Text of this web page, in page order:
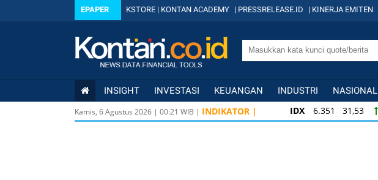
EPAPER KSTORE | KONTAN ACADEMY | PRESSRELEASE.ID | KINERJA EMITEN
INSIGHT INVESTASI KEUANGAN INDUSTRI NASIONAL
Kamis, 6 Agustus 2026 | 00:21 WIB | INDIKATOR | IDX 6.351 31,53
IDX 6.351 31,53